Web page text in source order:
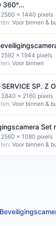
360°
2K Wit
2560 x 1440 pixels
Voor binnen &
2592 x 1944 pixels
Voor binnen
SP. Z
3840 x 2160 pixels
Voor binnen &
Set
2560 x 1080 pixels
Voor binnen &